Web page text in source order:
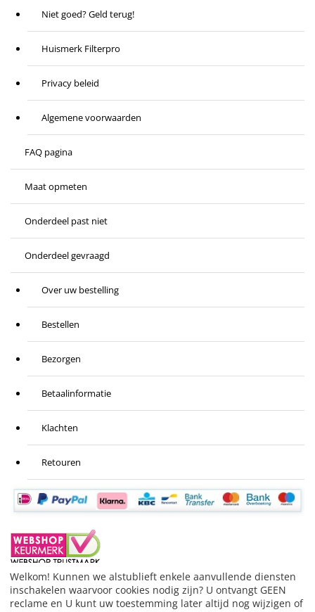
Niet goed? Geld terug!
Huismerk Filterpro
Privacy beleid
Algemene voorwaarden
FAQ pagina
Maat opmeten
Onderdeel past niet
Onderdeel gevraagd
Over uw bestelling
Bestellen
Bezorgen
Betaalinformatie
Klachten
Retouren
BESTELLING HERROEPEN
Welkom! Kunnen we alstublieft enkele aanvullende diensten
inschakelen waarvoor cookies nodig zijn? U ontvangt GEEN
reclame en U kunt uw toestemming later altijd nog wijzigen of